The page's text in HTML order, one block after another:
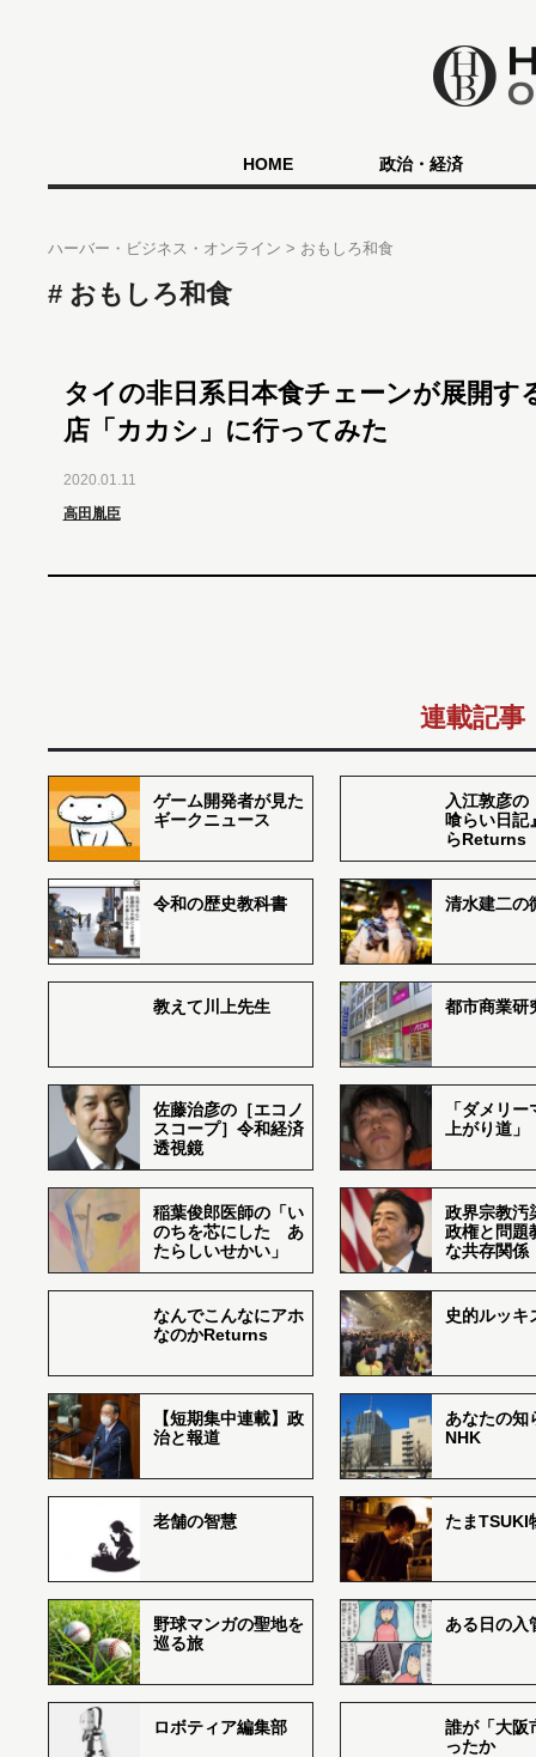
HOME 政治・経済
ハーバー・ビジネス・オンライン おもしろ和食
おもしろ和食
タイの非日系日本食チェーンが展開す
店「カカシ」に行ってみた
2020.01.11
高田胤臣
連載記事
ゲーム開発者が見た
ギークニュース
入江敦彦の
喰らい日記
らReturns
令和の歴史教科書 清水建二の
教えて川上先生 都市商業研
佐藤治彦の［エコノ
スコープ］令和経済
透視鏡
「ダメリ
上がり道」
稲葉俊郎医師の「い
のちを芯にした あ
たらしいせかい」
政界宗教汚
政権と問題
な共存関係
なんでこんなにアホ
なのかReturns
史的ルッキ
【短期集中連載】政
治と報道
あなたの知
NHK
老舗の智慧 たまTSUKI
野球マンガの聖地を
巡る旅
ある日の入
ロボティア編集部
誰が「大阪
ったか